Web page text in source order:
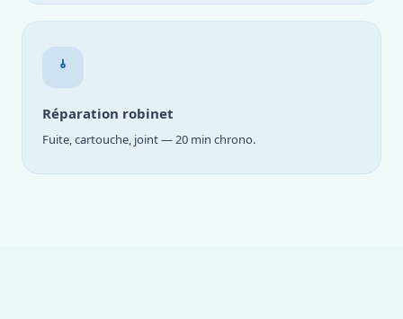
Réparation robinet
Fuite, cartouche, joint — 20 min chrono.